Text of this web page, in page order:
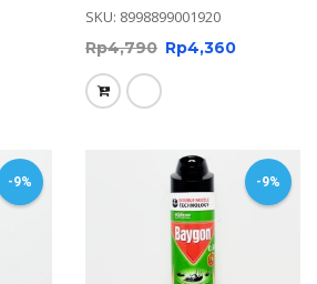
SKU: 8998899001920
Rp4,790 Rp4,360
-9% -9%